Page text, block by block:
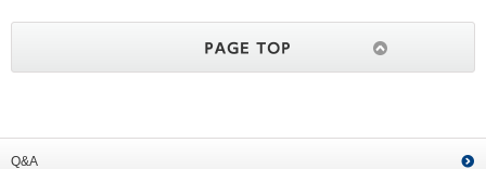
Q&A